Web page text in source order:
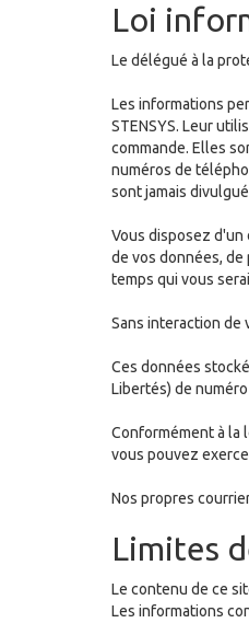
Loi
Le délégué à la
Les informations
STENSYS. Leur
commande. Elles
numéros de
sont jamais
Vous disposez
de vos données,
temps qui vous
Sans interaction de
Ces données
Libertés) de
Conformément à la
vous pouvez
Nos propres
Limites
Le contenu de ce
Les informations